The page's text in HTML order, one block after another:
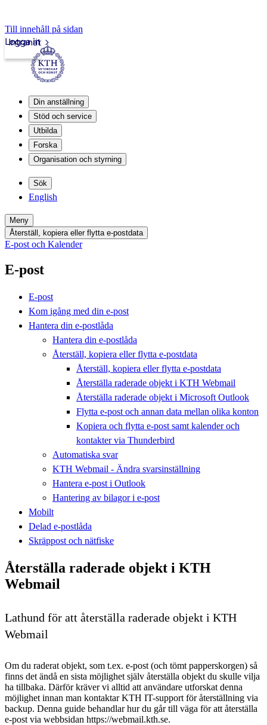
Till innehåll på sidan
Intranät
Logga in
Din anställning
Stöd och service
Utbilda
Forska
Organisation och styrning
Sök
English
Meny
Återställ, kopiera eller flytta e-postdata
E-post och Kalender
E-post
E-post
Kom igång med din e-post
Hantera din e-postlåda
Hantera din e-postlåda
Återställ, kopiera eller flytta e-postdata
Återställ, kopiera eller flytta e-postdata
Återställa raderade objekt i KTH Webmail
Återställa raderade objekt i Microsoft Outlook
Flytta e-post och annan data mellan olika konton
Kopiera och flytta e-post samt kalender och
kontakter via Thunderbird
Automatiska svar
KTH Webmail - Ändra svarsinställning
Hantera e-post i Outlook
Hantering av bilagor i e-post
Mobilt
Delad e-postlåda
Skräppost och nätfiske
Återställa raderade objekt i KTH
Webmail
Lathund för att återställa raderade objekt i KTH
Webmail
Om du raderat objekt, som t.ex. e-post (och tömt papperskorgen) så
finns det ändå en sista möjlighet själv återställa objekt du skulle vilja
ha tillbaka. Därför kräver vi alltid att användare utforskat denna
möjlighet innan man kontaktar KTH IT-support för återställning via
backup. Denna guide behandlar hur du går till väga för att återställa
e-post via webbsidan https://webmail.kth.se.